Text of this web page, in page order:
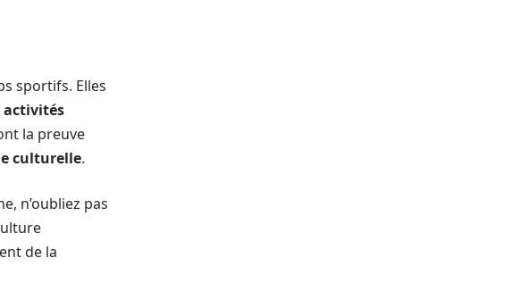
sportifs. Elles
activités
la preuve
culturelle.
n’oubliez pas
de la